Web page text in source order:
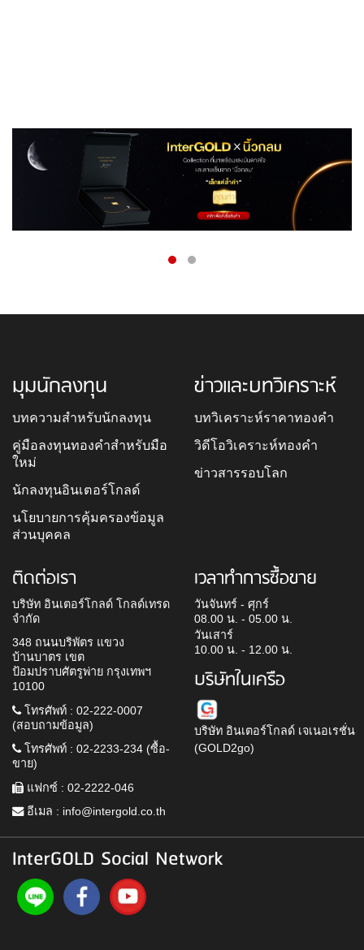
มุมนักลงทุน
บทความสำหรับนักลงทุน
คู่มือลงทุนทองคำสำหรับมือ
ใหม่
นักลงทุนอินเตอร์โกลด์
นโยบายการคุ้มครองข้อมูล
ส่วนบุคคล
ข่าวและบทวิเคราะห์
บทวิเคราะห์ราคาทองคำ
วิดีโอวิเคราะห์ทองคำ
ข่าวสารรอบโลก
ติดต่อเรา
บริษัท อินเตอร์โกลด์ โกลด์เทรด
จำกัด
348 ถนนบริพัตร แขวง
บ้านบาตร เขต
ป้อมปราบศัตรูพ่าย กรุงเทพฯ
10100
โทรศัพท์ : 02-222-0007
(สอบถามข้อมูล)
โทรศัพท์ : 02-2233-234 (ซื้อ-
ขาย)
แฟกซ์ : 02-2222-046
อีเมล : info@intergold.co.th
เวลาทำการซื้อขาย
วันจันทร์ - ศุกร์
08.00 น. - 05.00 น.
วันเสาร์
10.00 น. - 12.00 น.
บริษัทในเครือ
บริษัท อินเตอร์โกลด์ เจเนอเรชั่น
(GOLD2go)
InterGOLD Social Network